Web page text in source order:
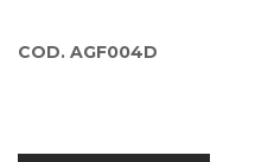
COD. AGF004D